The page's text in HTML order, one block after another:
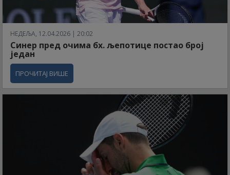
НЕДЕЉА, 12.04.2026 | 20:02
Синер пред очима бх. љепотице постао број
један
ПРОЧИТАЈ ВИШЕ